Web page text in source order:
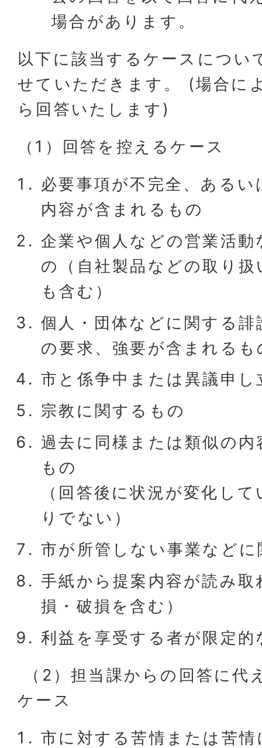
場合があります。
以下に該当するケースについ
せていただきます。 (場合に
ら回答いたします)
（1）回答を控えるケース
必要事項が不完全、ある
内容が含まれるもの
企業や個人などの営業活
の（自社製品などの取り
も含む）
個人・団体などに関する
の要求、強要が含まれるも
市と係争中または異議申
宗教に関するもの
過去に同様または類似の
もの
（回答後に状況が変化し
りでない）
市が所管しない事業など
手紙から提案内容が読み
損・破損を含む）
利益を享受する者が限定的
（2）担当課からの回答に代
ケース
市に対する苦情または苦